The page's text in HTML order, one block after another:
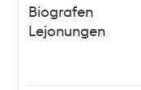
Biografen
Lejonungen